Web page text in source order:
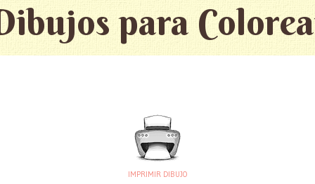
para
IMPRIMIR DIBUJO